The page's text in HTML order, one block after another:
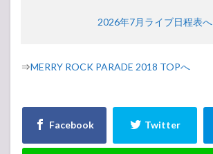
2026年7月ライブ日程表へ
⇒MERRY ROCK PARADE 2018 TOPへ